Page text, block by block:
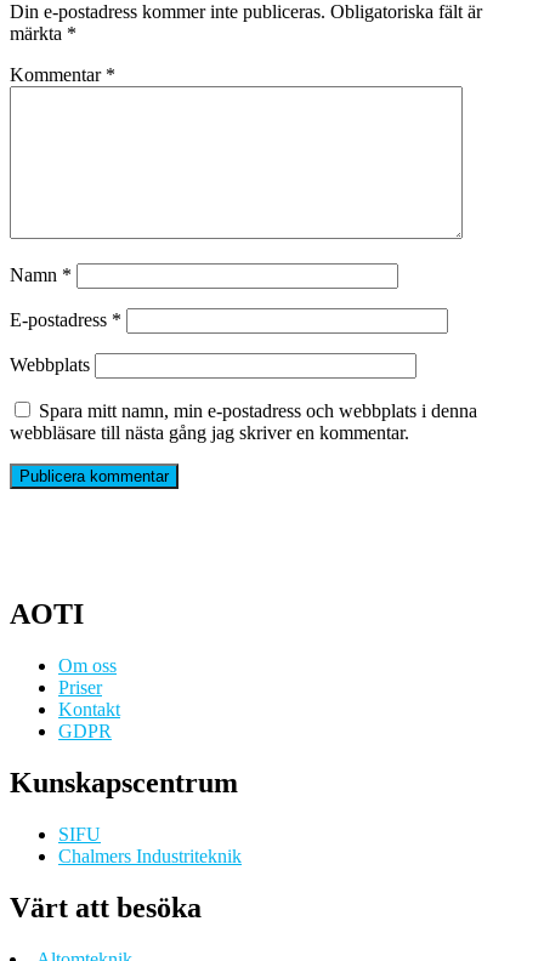
Din e-postadress kommer inte publiceras. Obligatoriska fält är
märkta *
Kommentar *
Namn *
E-postadress *
Webbplats
Spara mitt namn, min e-postadress och webbplats i denna
webbläsare till nästa gång jag skriver en kommentar.
AOTI
Om oss
Priser
Kontakt
GDPR
Kunskapscentrum
SIFU
Chalmers Industriteknik
Värt att besöka